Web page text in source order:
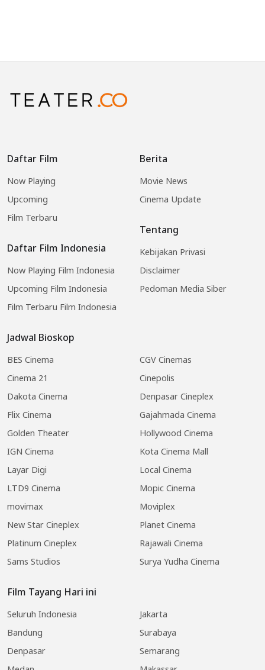
Daftar Film
Now Playing
Upcoming
Film Terbaru
Daftar Film Indonesia
Now Playing Film Indonesia
Upcoming Film Indonesia
Film Terbaru Film Indonesia
Jadwal Bioskop
BES Cinema
CGV Cinemas
Cinema 21
Cinepolis
Dakota Cinema
Denpasar Cineplex
Flix Cinema
Gajahmada Cinema
Golden Theater
Hollywood Cinema
IGN Cinema
Kota Cinema Mall
Layar Digi
Local Cinema
LTD9 Cinema
Mopic Cinema
movimax
Moviplex
New Star Cineplex
Planet Cinema
Platinum Cineplex
Rajawali Cinema
Sams Studios
Surya Yudha Cinema
Film Tayang Hari ini
Seluruh Indonesia
Jakarta
Bandung
Surabaya
Denpasar
Semarang
Berita
Movie News
Cinema Update
Tentang
Kebijakan Privasi
Disclaimer
Pedoman Media Siber